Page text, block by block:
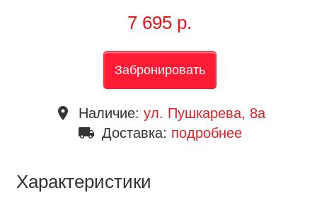
7 695 р.
Забронировать
place Наличие: ул. Пушкарева, 8a
local_shipping Доставка: подробнее
Характеристики